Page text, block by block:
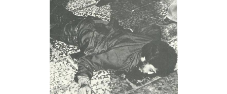
MSM
STUDENTI TSUNAMI
ZAM
MILANO
MOBILITAZIONI